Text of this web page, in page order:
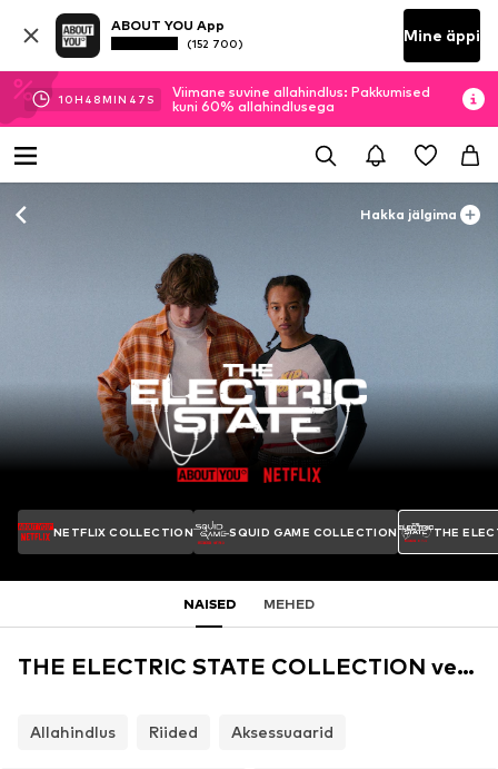
ABOUT YOU App
(152 700) Mine äppi
10H 48MIN 46 S
Viimane suvine allahindlus: Pakkumised
kuni 60% allahindlusega
Hakka jälgima
NETFLIX COLLECTION SQUID GAME COLLECTION THE
NAISED MEHED
THE ELECTRIC STATE COLLECTION veebipood
Allahindlus Riided Aksessuaarid